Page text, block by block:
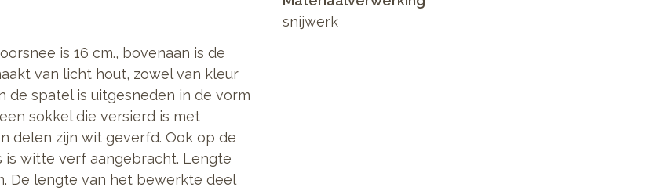
is 16 cm., bovenaan is de
van licht hout, zowel van kleur
de spatel is uitgesneden in de vorm
sokkel die versierd is met
delen zijn wit geverfd. Ook op de
is witte verf aangebracht. Lengte
De lengte van het bewerkte deel
snijwerk